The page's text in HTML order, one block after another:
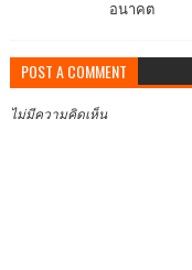
อนาคต
POST A COMMENT
ไม่มีความคิดเห็น